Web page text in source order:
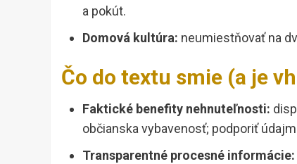
a pokút.
Domová kultúra: neumiestňovať na
Čo do textu smie (a je
Faktické benefity nehnuteľnosti:
občianska vybavenosť; podporiť
Transparentné procesné informácie: